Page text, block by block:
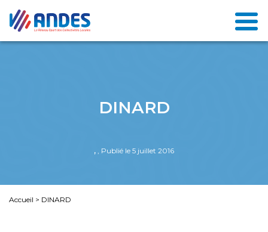
DINARD
, , Publié le 5 juillet 2016
Accueil > DINARD